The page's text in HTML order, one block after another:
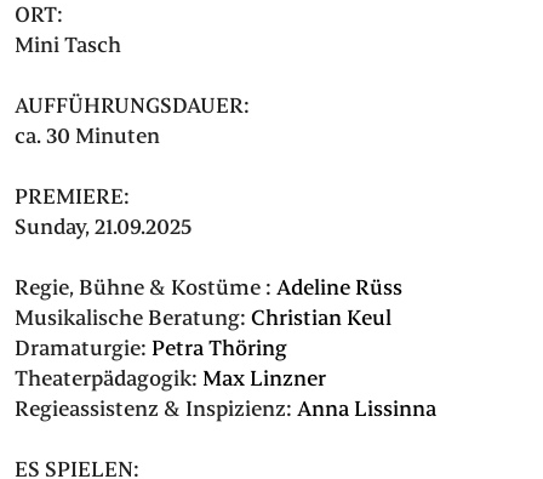
ORT:
Mini Tasch
AUFFÜHRUNGSDAUER:
ca. 30 Minuten
PREMIERE:
Sunday, 21.09.2025
Regie, Bühne & Kostüme : Adeline Rüss
Musikalische Beratung: Christian Keul
Dramaturgie: Petra Thöring
Theaterpädagogik: Max Linzner
Regieassistenz & Inspizienz: Anna Lissinna
ES SPIELEN: